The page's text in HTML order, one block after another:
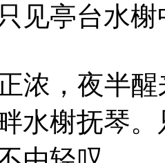
见亭台水
浓，夜半醒
水榭抚琴